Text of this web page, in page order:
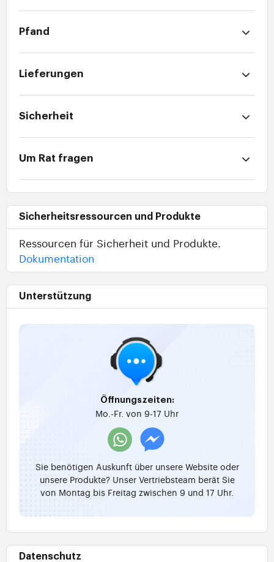
Pfand
Lieferungen
Sicherheit
Um Rat fragen
Sicherheitsressourcen und Produkte
Ressourcen für Sicherheit und Produkte.
Dokumentation
Unterstützung
Öffnungszeiten:
Mo.-Fr. von 9-17 Uhr
Sie benötigen Auskunft über unsere Website oder
unsere Produkte? Unser Vertriebsteam berät Sie
von Montag bis Freitag zwischen 9 und 17 Uhr.
Datenschutz